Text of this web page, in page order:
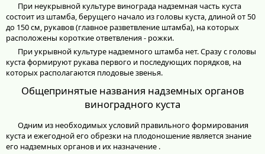
При неукрывной культуре винограда надземная часть куста
состоит из штамба, берущего начало из головы куста, длиной от 50
до 150 см, рукавов (главное разветвление штамба), на которых
расположены короткие ответвления - рожки.
При укрывной культуре надземного штамба нет. Сразу с головы
куста формируют рукава первого и последующих порядков, на
которых располагаются плодовые звенья.
Общепринятые названия надземных органов
виноградного куста
Одним из необходимых условий правильного формирования
куста и ежегодной его обрезки на плодоношение является знание
его надземных органов и их назначение .